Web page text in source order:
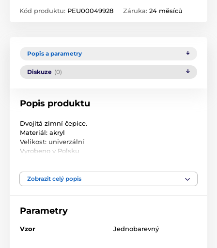
Kód produktu: PEU00049928 Záruka: 24 měsíců
Popis a parametry
Diskuze (0)
Popis produktu
Dvojitá zimní čepice.
Materiál: akryl
Velikost: univerzální
Vyrobeno v Polsku
Zobrazit celý popis
Parametry
Vzor Jednobarevný